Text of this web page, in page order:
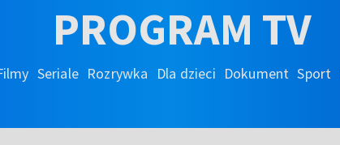
PROGRAM TV
Seriale Rozrywka Dla dzieci Dokument Sport